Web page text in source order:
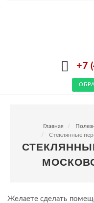
+7
Главная
Стеклянные
Желаете сделать